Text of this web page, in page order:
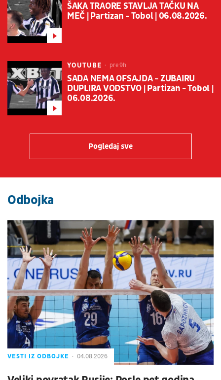
ŠAKA TRAORE STAVLJA TAČKU NA
MEČ | Partizan - Tobol | 06.08.2026.
YOUTUBE pre 9h
SADA NEMA OFSAJDA - ZUBAIRU
DUPLIRA VOĐSTVO | Partizan - Tobol |
06.08.2026.
Pogledaj sve
Odbojka
VESTI IZ ODBOJKE 04.08.2026